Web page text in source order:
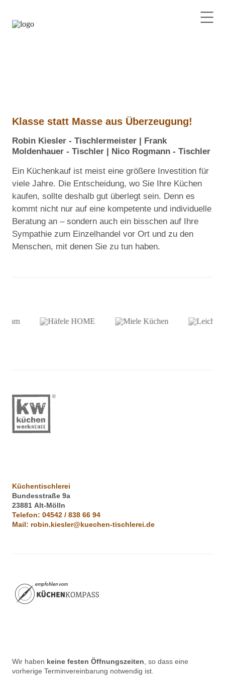
Klasse statt Masse aus Überzeugung!
Robin Kiesler - Tischlermeister | Frank
Moldenhauer - Tischler | Nico Rogmann - Tischler
Ein Küchenkauf ist meist eine größere Investition für
viele Jahre. Die Entscheidung, wo Sie Ihre Küchen
kaufen, sollte deshalb gut überlegt sein. Denn es
kommt nicht nur auf eine kompetente und individuelle
Beratung an – sondern auch ein bisschen auf Ihre
Sympathie zum Einzelhandel vor Ort und zu den
Menschen, mit denen Sie zu tun haben.
Küchentischlerei
Bundesstraße 9a
23881 Alt-Mölln
Telefon: 04542 / 838 66 94
Mail: robin.kiesler@kuechen-tischlerei.de
Wir haben keine festen Öffnungszeiten , so dass eine
vorherige Terminvereinbarung notwendig ist.